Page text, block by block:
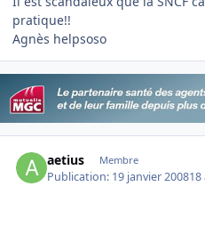
pratique!!
Agnès helpsoso
aetius Membre
Publication: 19 janvier 200818